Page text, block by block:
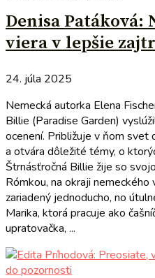
Denisa Patáková:
viera v lepšie
24. júla 2025
Nemecká autorka Elena
Billie (Paradise Garden)
ocenení. Približuje v ňom svet
a otvára dôležité témy, o
Štrnásťročná Billie žije so
Rómkou, na okraji
zariadený jednoducho, no
Marika, ktorá pracuje ako
upratovačka, ...
do pozornosti